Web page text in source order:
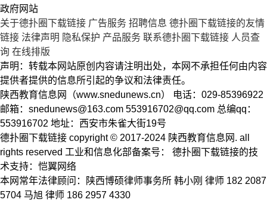
政府网站
关于德扑圈下载链接 广告服务 招聘信息 德扑圈下载链接的友情
链接 法律声明 隐私保护 产品服务 联系德扑圈下载链接 人员查
询 在线排版
声明：转载本网站原创内容请注明出处，本网不承担任何由内容
提供者提供的信息所引起的争议和法律责任。
陕西教育信息网（www.snedunews.cn） 电话：029-85396922
邮箱： snedunews@163.com 553916702@qq.com 总编qq：
553916702 地址：西安市朱雀大街19号
德扑圈下载链接 copyright © 2017-2024 陕西教育信息网. all
rights reserved 工业和信息化部备案号： 德扑圈下载链接的技
术支持：恺翼网络
本网常年法律顾问：陕西博硕律师事务所 韩小刚 律师 182 2087
5704 马旭 律师 186 2957 4330